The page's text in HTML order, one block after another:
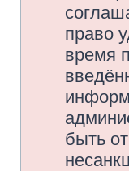
право
время
быть